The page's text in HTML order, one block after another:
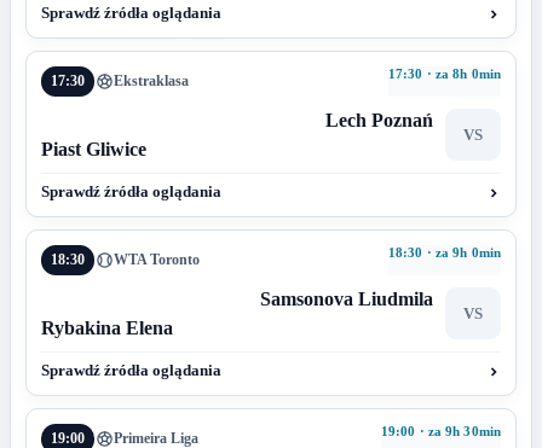
Sprawdź źródła oglądania
17:30 Ekstraklasa 17:30 · za 8h 0min
Lech Poznań
VS
Piast Gliwice
Sprawdź źródła oglądania
18:30 WTA Toronto 18:30 · za 9h 0min
Samsonova Liudmila
VS
Rybakina Elena
Sprawdź źródła oglądania
19:00 Primeira Liga 19:00 · za 9h 30min